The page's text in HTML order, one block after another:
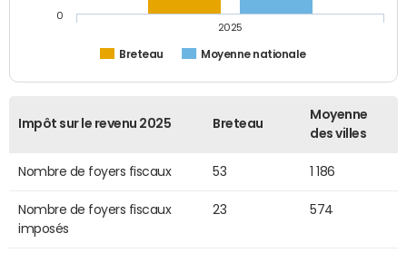
Breteau Moyenne nationale
2025
0
Impôt sur le revenu 2025 Breteau
Moyenne
des villes
Nombre de foyers fiscaux 53 1 186
Nombre de foyers fiscaux
imposés
23 574